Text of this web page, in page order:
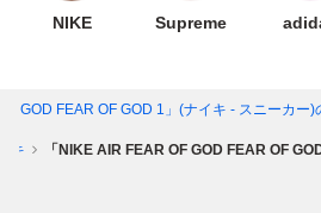
NIKE Supreme
GOD FEAR OF GOD 1」(ナイキ - スニーカー)
キ 「NIKE AIR FEAR OF GOD FEAR OF